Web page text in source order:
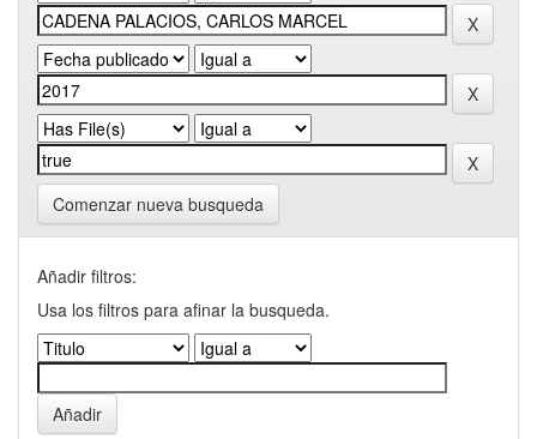
Comenzar nueva busqueda
Añadir filtros:
Usa los filtros para afinar la busqueda.